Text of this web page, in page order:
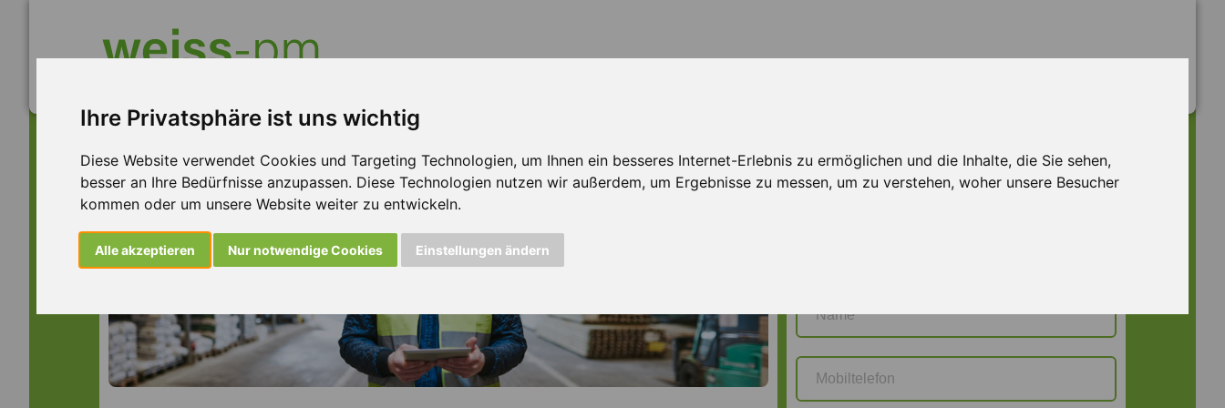
Ihre Privatsphäre ist uns wichtig
Diese Website verwendet Cookies und Targeting Technologien, um Ihnen ein besseres Internet-Erlebnis zu ermöglichen und die Inhalte, die Sie sehen,
besser an Ihre Bedürfnisse anzupassen. Diese Technologien nutzen wir außerdem, um Ergebnisse zu messen, um zu verstehen, woher unsere Besucher
kommen oder um unsere Website weiter zu entwickeln.
Alle akzeptieren Nur notwendige Cookies Einstellungen ändern
Jetzt bewerbenWUE M 129723